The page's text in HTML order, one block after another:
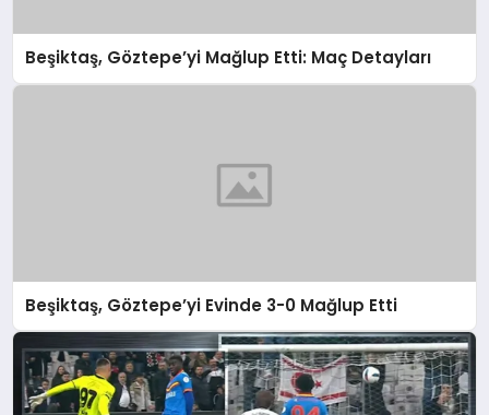
Beşiktaş, Göztepe’yi Mağlup Etti: Maç Detayları
Beşiktaş, Göztepe’yi Evinde 3-0 Mağlup Etti